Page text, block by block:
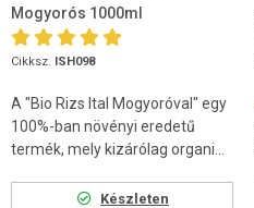
Mogyorós 1000ml
Cikksz. ISH098
A "Bio Rizs Ital Mogyoróval" egy
100%-ban növényi eredetű
termék, mely kizárólag organi...
Készleten